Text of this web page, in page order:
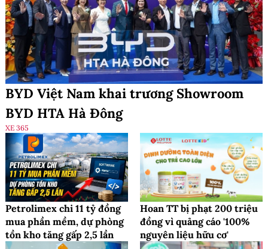
BYD Việt Nam khai trương Showroom
BYD HTA Hà Đông
XE 365
Petrolimex chi 11 tỷ đồng
mua phần mềm, dự phòng
tồn kho tăng gấp 2,5 lần
Hoan TT bị phạt 200 triệu
đồng vì quảng cáo '100%
nguyên liệu hữu cơ'